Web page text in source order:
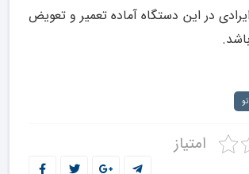
در این دستگاه آماده تعمیر و تعویض
امتیاز